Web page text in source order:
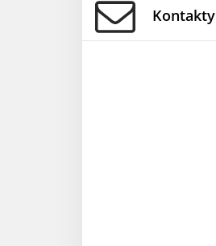
Kontakty